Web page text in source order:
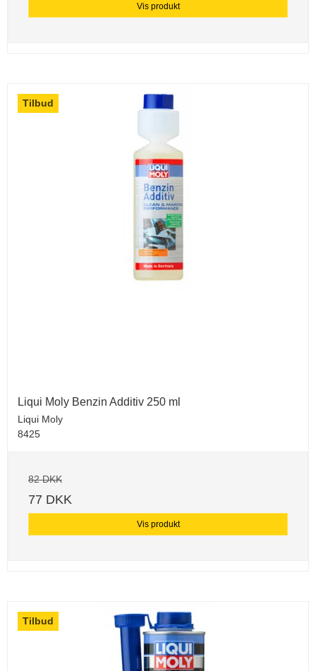
Vis produkt
Tilbud
Liqui Moly Benzin Additiv 250 ml
Liqui Moly
8425
82 DKK
77 DKK
Vis produkt
Tilbud